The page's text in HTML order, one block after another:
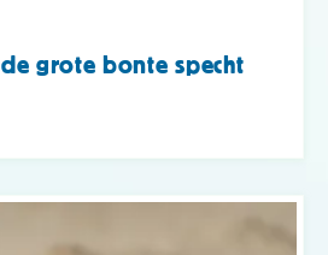
grote bonte specht